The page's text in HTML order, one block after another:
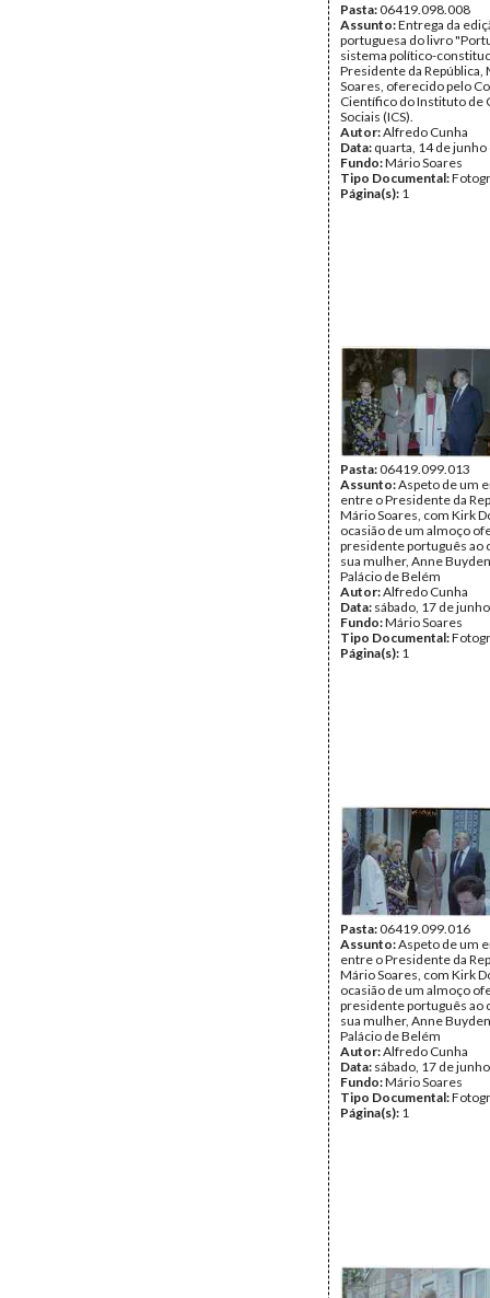
Pasta:06419.098.008
Assunto:Entrega da
portuguesa do livro
sistema político-
Presidente da República,
Soares, oferecido pelo
Científico do Instituto de
Sociais (ICS).
Autor:Alfredo Cunha
Data: quarta, 14 de
Fundo:Mário Soares
Tipo Documental:
Página(s): 1
Pasta:06419.099.013
Assunto:Aspeto de um
entre o Presidente da
Mário Soares, com Kirk
ocasião de um almoço
presidente português ao
sua mulher, Anne
Palácio de Belém
Autor:Alfredo Cunha
Data: sábado, 17 de
Fundo:Mário Soares
Tipo Documental:
Página(s): 1
Pasta:06419.099.016
Assunto:Aspeto de um
entre o Presidente da
Mário Soares, com Kirk
ocasião de um almoço
presidente português ao
sua mulher, Anne
Palácio de Belém
Autor:Alfredo Cunha
Data: sábado, 17 de
Fundo:Mário Soares
Tipo Documental:
Página(s): 1